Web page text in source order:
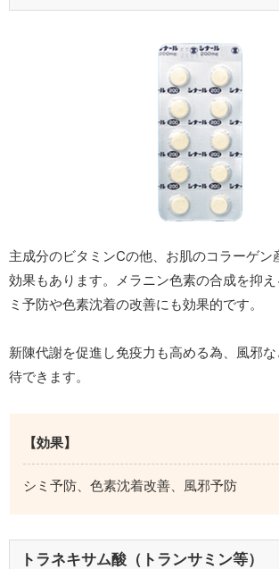
主成分のビタミンCの他、お肌のコラーゲン
効果もあります。メラニン色素の合成を抑
ミ予防や色素沈着の改善にも効果的です。
新陳代謝を促進し免疫力も高める為、風邪
待できます。
【効果】
シミ予防、色素沈着改善、風邪予防
トラネキサム酸（トランサミン等）